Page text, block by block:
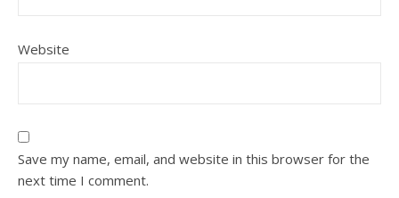
Website
Save my name, email, and website in this browser for the
next time I comment.